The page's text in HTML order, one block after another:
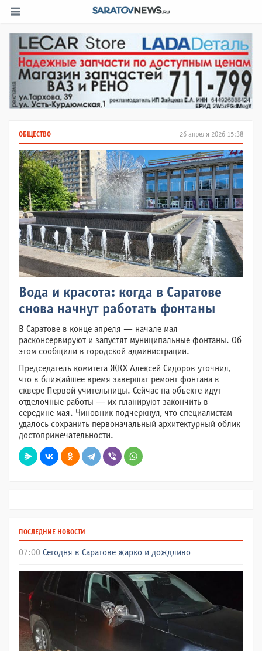
26 апреля 2026 15:38
ОБЩЕСТВО
Вода и красота: когда в Саратове
снова начнут работать фонтаны
В Саратове в конце апреля — начале мая
расконсервируют и запустят муниципальные фонтаны. Об
этом сообщили в городской администрации.
Председатель комитета ЖКХ Алексей Сидоров уточнил,
что в ближайшее время завершат ремонт фонтана в
сквере Первой учительницы. Сейчас на объекте идут
отделочные работы — их планируют закончить в
середине мая. Чиновник подчеркнул, что специалистам
удалось сохранить первоначальный архитектурный облик
достопримечательности.
ПОСЛЕДНИЕ НОВОСТИ
07:00 Сегодня в Саратове жарко и дождливо